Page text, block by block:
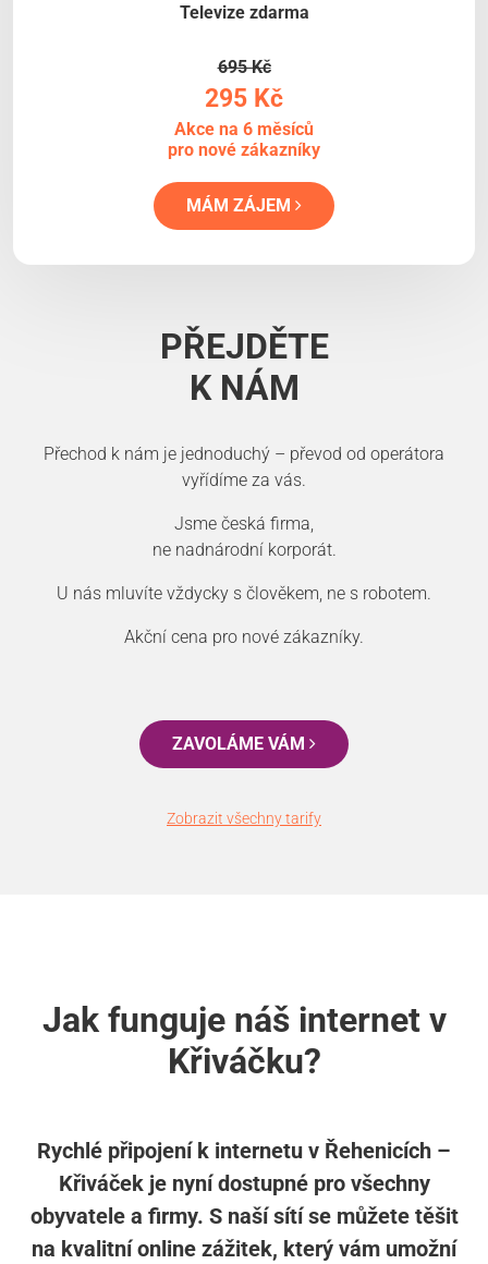
Televize zdarma
695 Kč
295 Kč
Akce na 6 měsíců
pro nové zákazníky
MÁM ZÁJEM
PŘEJDĚTE
K NÁM
Přechod k nám je jednoduchý – převod od operátora
vyřídíme za vás.
Jsme česká firma,
ne nadnárodní korporát.
U nás mluvíte vždycky s člověkem, ne s robotem.
Akční cena pro nové zákazníky.
ZAVOLÁME VÁM
Zobrazit všechny tarify
Jak funguje náš internet v
Křiváčku?
Rychlé připojení k internetu v Řehenicích –
Křiváček je nyní dostupné pro všechny
obyvatele a firmy. S naší sítí se můžete těšit
na kvalitní online zážitek, který vám umožní